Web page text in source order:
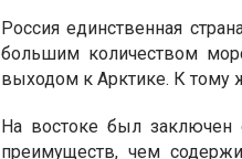
Россия единственная
большим количеством
выходом к Арктике. К тому
На востоке был
преимуществ, чем